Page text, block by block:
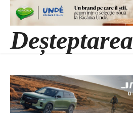
Deșteptarea